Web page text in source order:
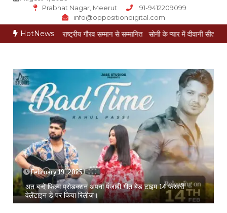
Prabhat Nagar, Meerut
91-9412209099
info@oppositiondigital.com
HotNews
गोयल राष्ट्रीय गौरव सम्मान से सम्मानित सोनी के प्यार में दीवानी सीता पहुंची मेरठ
February 19, 2025
अत बन्दे फिल्म प्रोडक्शन अपना पंजाबी गीत बेड टाइम 14 फरवरी
वेलेंटाइन डे पर किया रिलीज़।